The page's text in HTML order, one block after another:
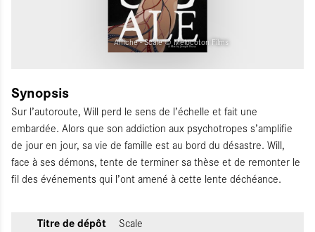
Affiche - Scale © Melocoton Films
Synopsis
Sur l’autoroute, Will perd le sens de l’échelle et fait une
embardée. Alors que son addiction aux psychotropes s’amplifie
de jour en jour, sa vie de famille est au bord du désastre. Will,
face à ses démons, tente de terminer sa thèse et de remonter le
fil des événements qui l’ont amené à cette lente déchéance.
Titre de dépôt Scale